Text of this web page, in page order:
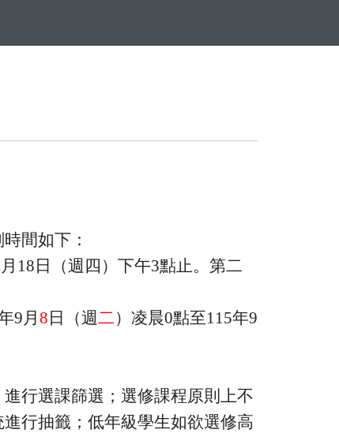
間如下：
月 18 日（週四）下午3點止。 第二
9月 8 日（週二）凌晨0點至115年9
行選課篩選； 選修課程原則上不
行抽籤； 低年級學生如欲選修高